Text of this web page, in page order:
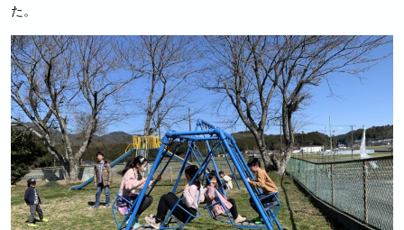
た。